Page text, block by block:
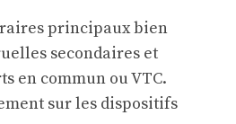
principaux bien
secondaires et
en commun ou VTC.
sur les dispositifs